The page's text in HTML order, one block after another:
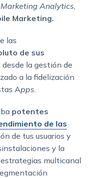
Analytics
Marketing.
las
de sus
, desde la gestión de
a la fidelización
Apps
potentes
de las
de tus usuarios y
y la
multicanal